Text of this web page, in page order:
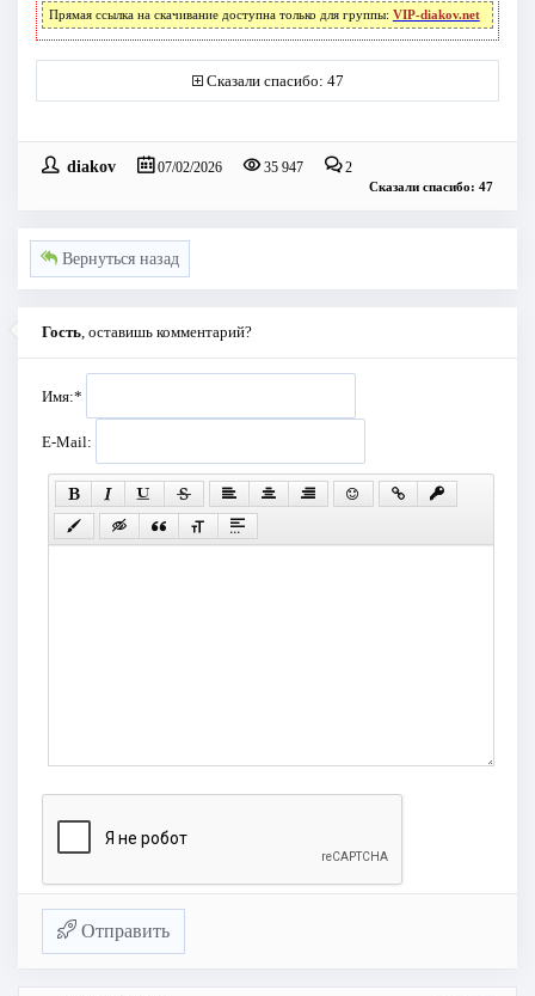
Прямая ссылка на скачивание доступна только для группы: VIP-diakov.net
Сказали спасибо: 47
diakov 07/02/2026 35 947 2
Сказали спасибо: 47
Вернуться назад
Гость , оставишь комментарий?
Имя:*
E-Mail:
Отправить